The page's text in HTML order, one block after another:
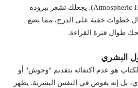
التصاعد الدرامي (Atmospheric Horror). يجعلك تشعر ببرودة
خطوات خفية على الدرج، مما يضع
طوال فترة القراءة.
البشري
هو عدم اكتفائه بتقديم "وحوش" أو
بل إنه يغوص في النفس البشرية. يظهر